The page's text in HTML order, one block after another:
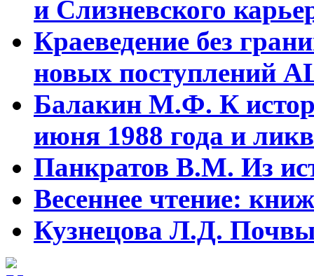
и Слизневского
Краеведение без
новых поступлений
Балакин М.Ф. К
июня 1988 года и
Панкратов В.М. Из
Весеннее чтение:
Кузнецова Л.Д. Почвы